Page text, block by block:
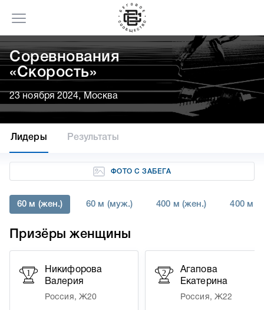
Соревнования
«Скорость»
23 ноября 2024, Москва
Лидеры Результаты
ФОТО С ЗАБЕГА
60 м (жен.) 60 м (муж.) 400 м (жен.) 400 м
Призёры женщины
1
Никифорова
Валерия
Россия, Ж20
2
Агапова
Екатерина
Россия, Ж22